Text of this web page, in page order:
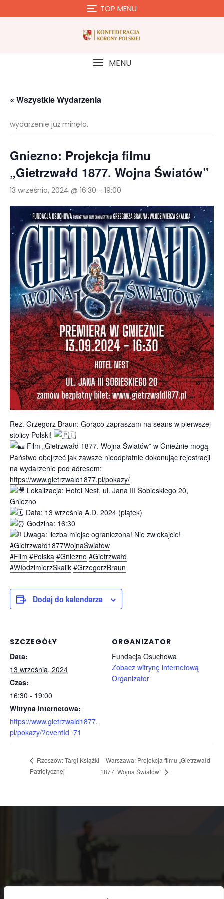
to
TOP MENU
MENU
« Wszystkie Wydarzenia
wydarzenie już minęło.
Gniezno: Projekcja filmu
„Gietrzwałd 1877. Wojna Światów”
13 września, 2024 @ 16:30 - 19:00
Reż. Grzegorz Braun: Gorąco zapraszam na seans w pierwszej
stolicy Polski!
Film „Gietrzwałd 1877. Wojna Światów” w Gnieźnie mogą
Państwo obejrzeć jak zawsze nieodpłatnie dokonując rejestracji
na wydarzenie pod adresem:
https://www.gietrzwald1877.pl/pokazy/
Lokalizacja: Hotel Nest, ul. Jana III Sobieskiego 20,
Gniezno
Data: 13 września A.D. 2024 (piątek)
Godzina: 16:30
Uwaga: liczba miejsc ograniczona! Nie zwlekajcie!
#Gietrzwałd1877WojnaŚwiatów
#Film #Polska #Gniezno #Gietrzwałd
#WłodzimierzSkalik #GrzegorzBraun
Dodaj do kalendarza
SZCZEGÓŁY
Data:
13 września, 2024
Czas:
16:30 - 19:00
Witryna internetowa:
https://www.gietrzwald1877.
pl/pokazy/?eventId=71
ORGANIZATOR
Fundacja Osuchowa
Zobacz witrynę internetową
Organizator
Rzeszów: Targi Książki
Patriotycznej
Warszawa: Projekcja filmu „Gietrzwałd
1877. Wojna Światów”